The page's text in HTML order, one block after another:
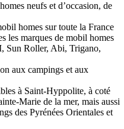
neufs et d’occasion, de
homes sur toute la France
les marques de mobil homes
Sun Roller, Abi, Trigano,
aux campings et aux
à Saint-Hyppolite, à coté
Marie de la mer, mais aussi
des Pyrénées Orientales et